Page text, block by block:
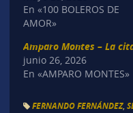
En «100 BOLEROS DE
AMOR»
Amparo Montes – La
junio 26, 2026
En «AMPARO MONTES»
FERNANDO FERNÁNDEZ,